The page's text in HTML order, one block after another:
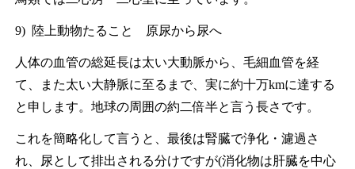
9) 陸上動物たること 原尿から尿へ
人体の血管の総延長は太い大動脈から、毛細血管を経
て、また太い大静脈に至るまで、実に約十万kmに達する
と申します。地球の周囲の約二倍半と言う長さです。
これを簡略化して言うと、最後は腎臓で浄化・濾過さ
れ、尿として排出される分けですが(消化物は肝臓を中心